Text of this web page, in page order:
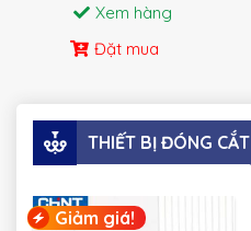
Xem hàng
Đặt mua
THIẾT BỊ ĐÓNG CẮT
Giảm giá!